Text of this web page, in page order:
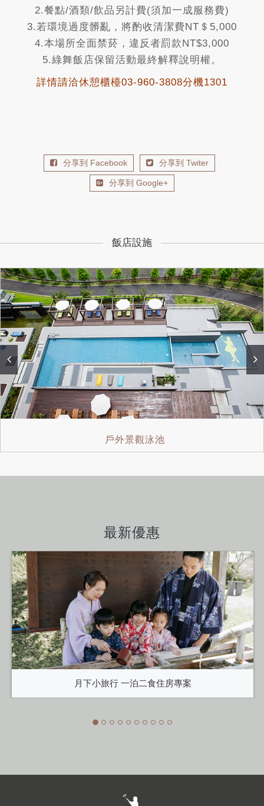
2.餐點/酒類/飲品另計費(須加一成服務費)
3.若環境過度髒亂，將酌收清潔費NT＄5,000
4.本場所全面禁菸，違反者罰款NT$3,000
5.綠舞飯店保留活動最終解釋說明權。
詳情請洽休憩櫃檯03-960-3808分機1301
分享到 Facebook 分享到 Twiter
分享到 Google+
飯店設施
最新優惠
月下小旅行 一泊二食住房專案